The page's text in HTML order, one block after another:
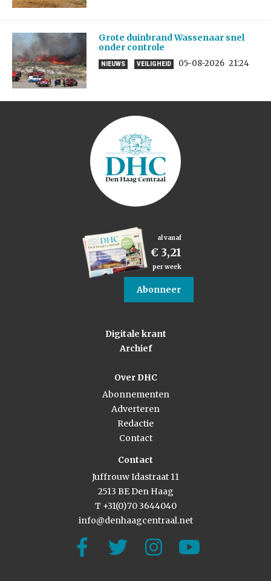
Grote duinbrand Wassenaar snel
onder controle
NIEUWS VEILIGHEID 05-08-2026 21:24
al vanaf
€ 3,21
per week
Abonneer
Digitale krant
Archief
Over DHC
Abonnementen
Adverteren
Redactie
Contact
Contact
Juffrouw Idastraat 11
2513 BE Den Haag
T +31(0)70 3644040
info@denhaagcentraal.net